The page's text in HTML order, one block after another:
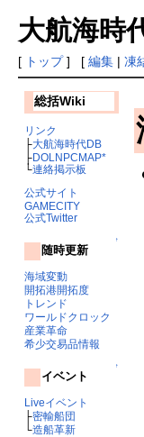
大航海時
[ トップ] [ 編集| 凍
総括Wiki
リンク
├大航海時代DB
├DOLNPCMAP*
└連絡掲示板
公式サイト
GAMECITY
公式Twitter
↑
随時更新
海域変動
開拓港開拓度
トレンド
ワールドクロック
産業革命
希少交易品情報
↑
イベント
Liveイベント
├密輸船団
└造船革新